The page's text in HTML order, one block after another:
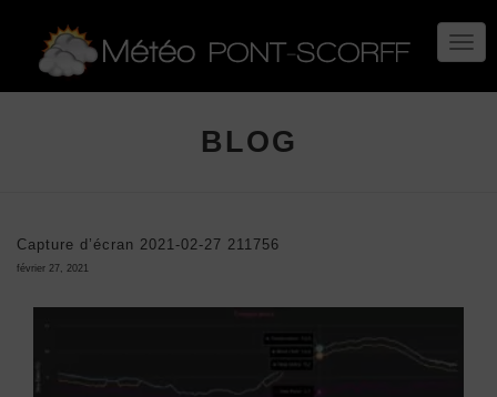
BLOG
Capture d’écran 2021-02-27 211756
février 27, 2021